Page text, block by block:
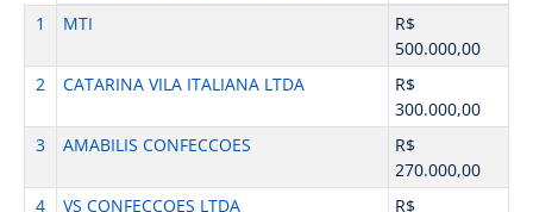
1 MTI
R$
500.000,00
2
CATARINA VILA ITALIANA LTDA
R$
300.000,00
3
AMABILIS CONFECCOES
R$
270.000,00
4
VS CONFECCOES LTDA R$